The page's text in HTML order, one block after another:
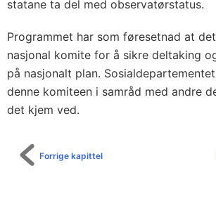
statane ta del med observatørstatus.
Programmet har som føresetnad at
nasjonal komite for å sikre deltaking
på nasjonalt plan.
denne komiteen i samråd med andre
det kjem ved.
Forrige kapittel